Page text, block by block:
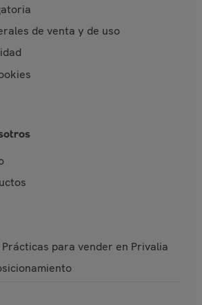
de venta y de uso
para vender en Privalia